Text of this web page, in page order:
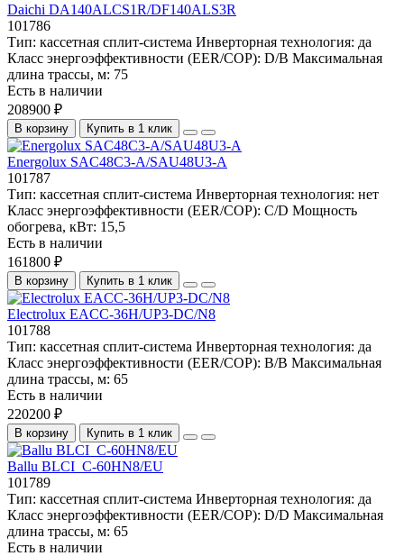
Daichi DA140ALCS1R/DF140ALS3R
101786
Тип: кассетная сплит-система Инверторная технология: да
Класс энергоэффективности (EER/COP): D/B Максимальная
длина трассы, м: 75
Есть в наличии
208900 ₽
В корзину Купить в 1 клик
Energolux SAC48С3-A/SAU48U3-A
101787
Тип: кассетная сплит-система Инверторная технология: нет
Класс энергоэффективности (EER/COP): C/D Мощность
обогрева, кВт: 15,5
Есть в наличии
161800 ₽
В корзину Купить в 1 клик
Electrolux EACC-36H/UP3-DC/N8
101788
Тип: кассетная сплит-система Инверторная технология: да
Класс энергоэффективности (EER/COP): B/B Максимальная
длина трассы, м: 65
Есть в наличии
220200 ₽
В корзину Купить в 1 клик
Ballu BLCI_C-60HN8/EU
101789
Тип: кассетная сплит-система Инверторная технология: да
Класс энергоэффективности (EER/COP): D/D Максимальная
длина трассы, м: 65
Есть в наличии